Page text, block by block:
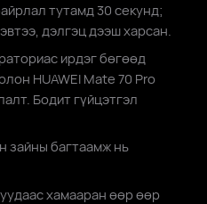
тутамд 30⁠ секунд;
дэлгэц дээш харсан.
ирдэг бөгөөд
HUAWEI Mate 70 Pro
Бодит гүйцэтгэл
зайны багтаамж нь
хамааран өөр өөр